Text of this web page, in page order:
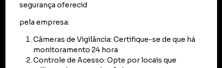
segurança oferecid
pela empresa:
Câmeras de Vigilância: Certifique-se de que há
monitoramento 24 hora
Controle de Acesso: Opte por locais que